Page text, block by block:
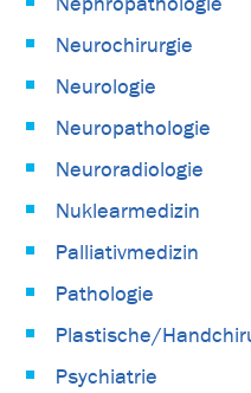
Neurochirurgie
Neurologie
Neuropathologie
Neuroradiologie
Nuklearmedizin
Palliativmedizin
Pathologie
Plastische/
Psychiatrie